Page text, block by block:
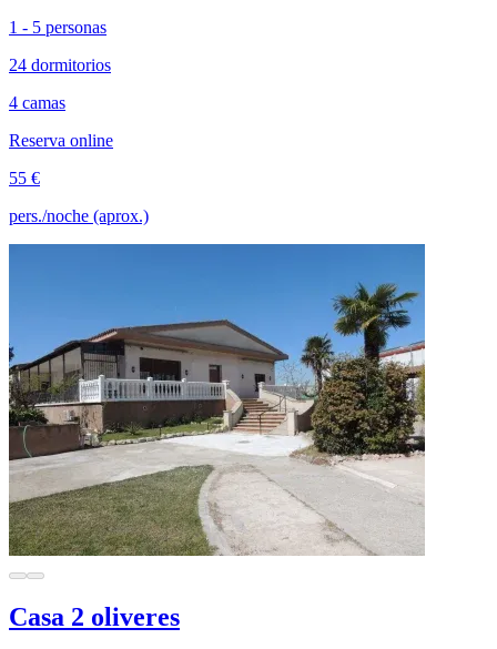
1 - 5 personas
24 dormitorios
4 camas
Reserva online
55 €
pers./noche (aprox.)
Casa 2 oliveres